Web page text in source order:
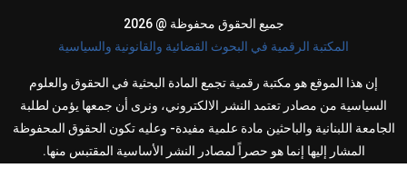
جميع الحقوق محفوظة @ 2026
المكتبة الرقمية في البحوث القضائية والقانونية والسياسية
إن هذا الموقع هو مكتبة رقمية تجمع المادة البحثية في الحقوق والعلوم
السياسية من مصادر تعتمد النشر الالكتروني، ونرى أن جمعها يؤمن لطلبة
الجامعة اللبنانية والباحثين مادة علمية مفيدة- وعليه تكون الحقوق المحفوظة
المشار إليها إنما هو حصراً لمصادر النشر الأساسية المقتبس منها.